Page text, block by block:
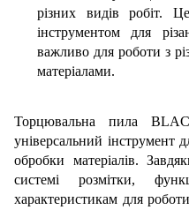
різних видів робіт.
інструментом для
важливо для роботи з
матеріалами.
Торцювальна пила
універсальний інструмент
обробки матеріалів.
системі розмітки,
характеристикам для